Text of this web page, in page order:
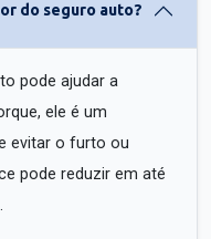
do seguro auto?
pode ajudar a
ele é um
evitar o furto ou
pode reduzir em até